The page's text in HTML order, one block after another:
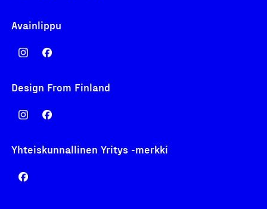
Avainlippu
Design From Finland
Yhteiskunnallinen Yritys -merkki